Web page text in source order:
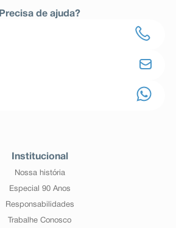
Precisa de ajuda?
Institucional
Nossa história
Especial 90 Anos
Responsabilidades
Trabalhe Conosco